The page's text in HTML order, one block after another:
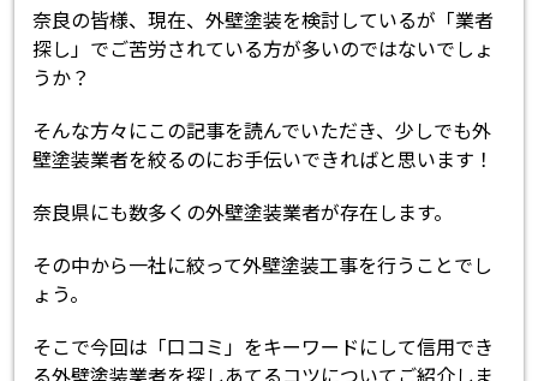
奈良の皆様、現在、外壁塗装を検討しているが「業者
探し」でご苦労されている方が多いのではないでしょ
うか？
そんな方々にこの記事を読んでいただき、少しでも外
壁塗装業者を絞るのにお手伝いできればと思います！
奈良県にも数多くの外壁塗装業者が存在します。
その中から一社に絞って外壁塗装工事を行うことでし
ょう。
そこで今回は「口コミ」をキーワードにして信用でき
る外壁塗装業者を探しあてるコツについてご紹介しま